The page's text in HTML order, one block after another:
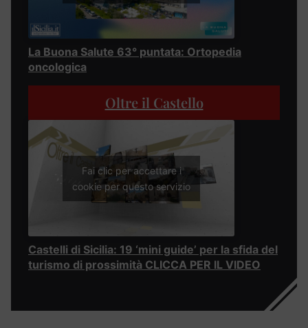
La Buona Salute 63° puntata: Ortopedia
oncologica
Oltre il Castello
Fai clic per accettare i
cookie per questo servizio
Castelli di Sicilia: 19 ‘mini guide’ per la sfida del
turismo di prossimità CLICCA PER IL VIDEO